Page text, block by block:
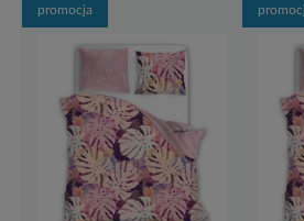
promocja